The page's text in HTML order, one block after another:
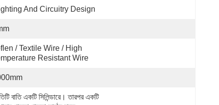
And Circuitry Design
/ Textile Wire / High
Resistant Wire
বাতি একটি সিলিন্ডারে। তারপর একটি